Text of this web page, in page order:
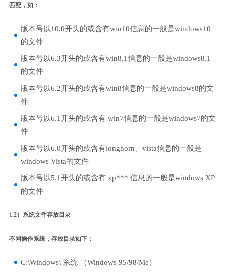
匹配，如：
版本号以10.0开头的或含有win10信息的一般是windows10
的文件
版本号以6.3开头的或含有win8.1信息的一般是windows8.1
的文件
版本号以6.2开头的或含有win8信息的一般是windows8的文
件
版本号以6.1开头的或含有 win7信息的一般是windows7的文
件
版本号以6.0开头的或含有longhorn、vista信息的一般是
windows Vista的文件
版本号以5.1开头的或含有 xp*** 信息的一般是windows XP
的文件
1.2）系统文件存放目录
不同操作系统，存放目录如下：
C:\Windows\ 系统 （Windows 95/98/Me）